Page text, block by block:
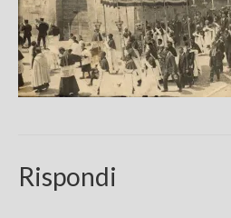
FAQ
Contatti
Rispondi